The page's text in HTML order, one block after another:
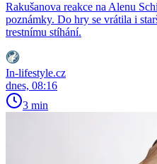
Rakušanova reakce na Alenu
poznámky. Do hry se vrátila i
trestnímu stíhání.
In-lifestyle.cz
dnes, 08:16
3 min